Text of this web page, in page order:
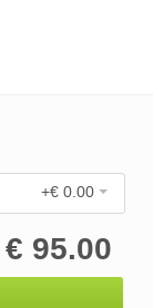
+€ 0.00
€ 95.00